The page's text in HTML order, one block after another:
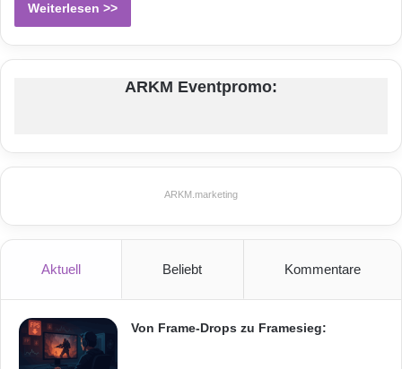
Weiterlesen >>
ARKM Eventpromo:
ARKM.marketing
Aktuell Beliebt Kommentare
Von Frame-Drops zu Framesieg: